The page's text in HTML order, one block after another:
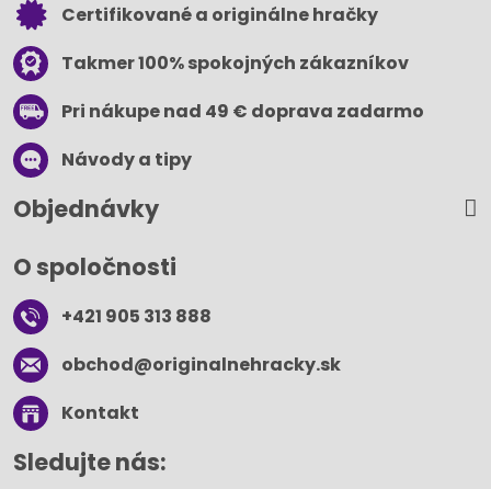
Certifikované a originálne hračky
Takmer 100% spokojných zákazníkov
Pri nákupe nad 49 € doprava zadarmo
Návody a tipy
Objednávky
O spoločnosti
+421 905 313 888
obchod​@originalnehracky​.sk
Kontakt
Sledujte nás: